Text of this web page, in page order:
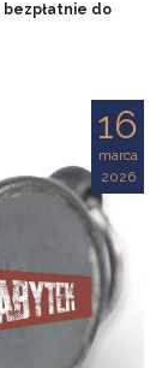
do
16
marca
2026